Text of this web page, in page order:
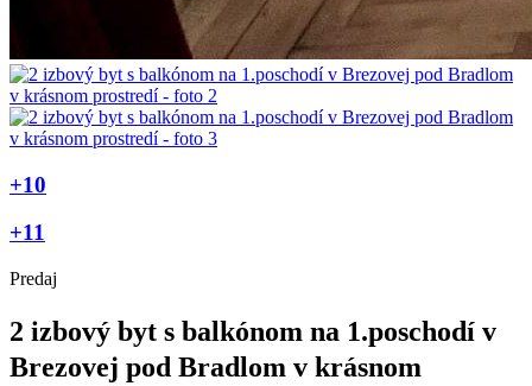
+10
+11
Predaj
2 izbový byt s balkónom na 1.poschodí v
Brezovej pod Bradlom v krásnom